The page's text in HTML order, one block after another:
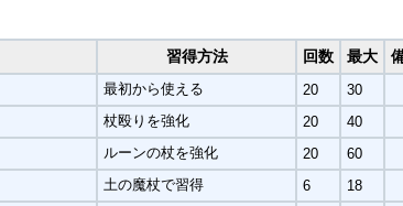
習得方法 回数 最大
最初から使える 20
30
杖殴りを強化 20
40
ルーンの杖を強化 20
60
土の魔杖で習得 6
18